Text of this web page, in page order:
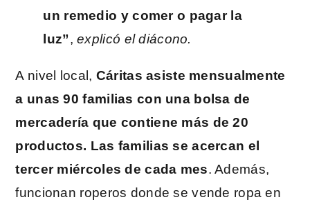
un remedio y comer o pagar la
luz”,explicó el diácono.
A nivel local, Cáritas asiste mensualmente
a unas 90 familias con una bolsa de
mercadería que contiene más de 20
productos. Las familias se acercan el
tercer miércoles de cada mes. Además,
funcionan roperos donde se vende ropa en